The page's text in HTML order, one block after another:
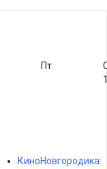
Пт
КиноНовгородика: